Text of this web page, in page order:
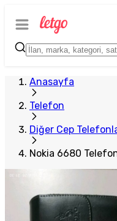
Anasayfa
Telefon
Diğer Cep
Nokia 6680